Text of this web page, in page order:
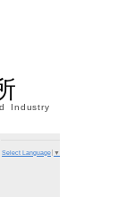
Industry
Select Language ▼